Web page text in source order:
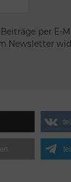
per
Newsletter